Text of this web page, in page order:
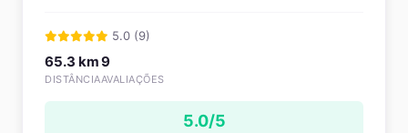
5.0 (9)
65.3 km
DISTÂNCIA
9
AVALIAÇÕES
5.0/5